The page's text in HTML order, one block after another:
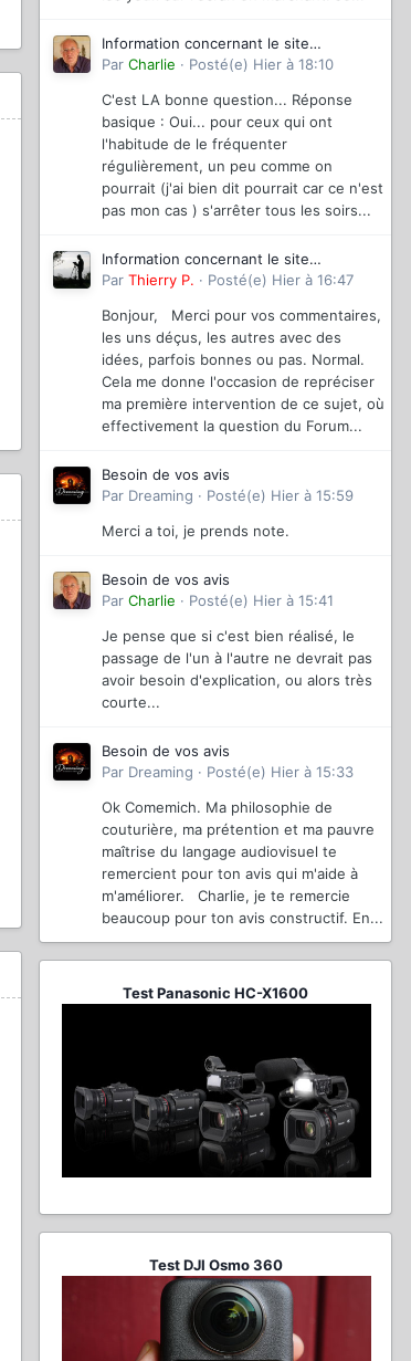
Information concernant le site
magazinevideo
Par Charlie · Posté(e) Hier à 18:10
C'est LA bonne question... Réponse
basique : Oui... pour ceux qui ont
l'habitude de le fréquenter
régulièrement, un peu comme on
pourrait (j'ai bien dit pourrait car ce n'est
pas mon cas ) s'arrêter tous les soirs...
Information concernant le site
magazinevideo
Par Thierry P. · Posté(e) Hier à 16:47
Bonjour, Merci pour vos commentaires,
les uns déçus, les autres avec des
idées, parfois bonnes ou pas. Normal.
Cela me donne l'occasion de repréciser
ma première intervention de ce sujet, où
effectivement la question du Forum...
Besoin de vos avis
Par Dreaming · Posté(e) Hier à 15:59
Merci a toi, je prends note.
Besoin de vos avis
Par Charlie · Posté(e) Hier à 15:41
Je pense que si c'est bien réalisé, le
passage de l'un à l'autre ne devrait pas
avoir besoin d'explication, ou alors très
courte...
Besoin de vos avis
Par Dreaming · Posté(e) Hier à 15:33
Ok Comemich. Ma philosophie de
couturière, ma prétention et ma pauvre
maîtrise du langage audiovisuel te
remercient pour ton avis qui m'aide à
m'améliorer. Charlie, je te remercie
beaucoup pour ton avis constructif. En...
Test Panasonic HC-X1600
Test DJI Osmo 360